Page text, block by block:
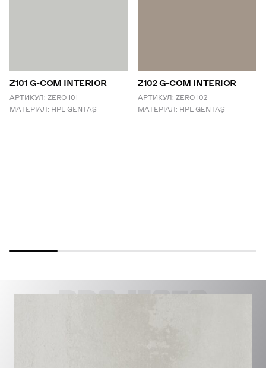
Z101 G-COM INTERIOR
АРТИКУЛ: ZERO 101
МАТЕРІАЛ: HPL GENTAŞ
Z102 G-COM INTERIOR
АРТИКУЛ: ZERO 102
МАТЕРІАЛ: HPL GENTAŞ
PROJECTS